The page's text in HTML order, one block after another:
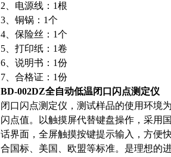
2、电源线：1根
3、铜锅：1个
4、保险丝：1个
5、打印纸：1卷
6、说明书：1份
7、合格证：1份
BD-002DZ全自动低温闭口闪点测定仪
闭口闪点测定仪，测试样品的使用环境
闪点值。以触摸屏代替键盘操作，采用
话界面，全屏触摸按键提示输入，方便
合国标、美国、欧盟等标准。是理想的